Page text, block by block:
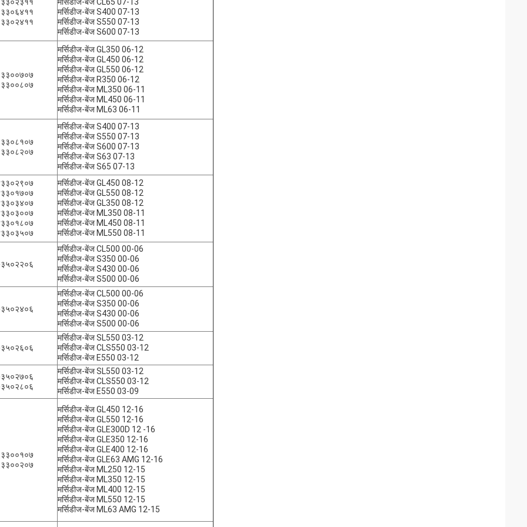
मर्सिडीज-बेंज S400 07-13
मर्सिडीज-बेंज S550 07-13
मर्सिडीज-बेंज S600 07-13
मर्सिडीज-बेंज GL350 06-12
मर्सिडीज-बेंज GL450 06-12
मर्सिडीज-बेंज GL550 06-12
मर्सिडीज-बेंज R350 06-12
मर्सिडीज-बेंज ML350 06-11
मर्सिडीज-बेंज ML450 06-11
मर्सिडीज-बेंज ML63 06-11
मर्सिडीज-बेंज S400 07-13
मर्सिडीज-बेंज S550 07-13
मर्सिडीज-बेंज S600 07-13
मर्सिडीज-बेंज S63 07-13
मर्सिडीज-बेंज S65 07-13
मर्सिडीज-बेंज GL450 08-12
मर्सिडीज-बेंज GL550 08-12
मर्सिडीज-बेंज GL350 08-12
मर्सिडीज-बेंज ML350 08-11
मर्सिडीज-बेंज ML450 08-11
मर्सिडीज-बेंज ML550 08-11
मर्सिडीज-बेंज CL500 00-06
मर्सिडीज-बेंज S350 00-06
मर्सिडीज-बेंज S430 00-06
मर्सिडीज-बेंज S500 00-06
मर्सिडीज-बेंज CL500 00-06
मर्सिडीज-बेंज S350 00-06
मर्सिडीज-बेंज S430 00-06
मर्सिडीज-बेंज S500 00-06
मर्सिडीज-बेंज SL550 03-12
मर्सिडीज-बेंज CLS550 03-12
मर्सिडीज-बेंज E550 03-12
मर्सिडीज-बेंज SL550 03-12
मर्सिडीज-बेंज CLS550 03-12
मर्सिडीज-बेंज E550 03-09
मर्सिडीज-बेंज GL450 12-16
मर्सिडीज-बेंज GL550 12-16
मर्सिडीज-बेंज GLE300D 12 -16
मर्सिडीज-बेंज GLE350 12-16
मर्सिडीज-बेंज GLE400 12-16
मर्सिडीज-बेंज GLE63 AMG 12-16
मर्सिडीज-बेंज ML250 12-15
मर्सिडीज-बेंज ML350 12-15
मर्सिडीज-बेंज ML400 12-15
मर्सिडीज-बेंज ML550 12-15
मर्सिडीज-बेंज ML63 AMG 12-15